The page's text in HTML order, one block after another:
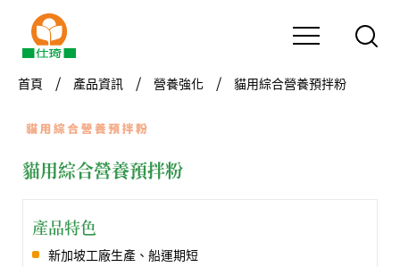
首頁 產品資訊 營養強化 貓用綜合營養預拌粉
貓用綜合營養預拌粉
產品特色
新加坡工廠生產、船運期短